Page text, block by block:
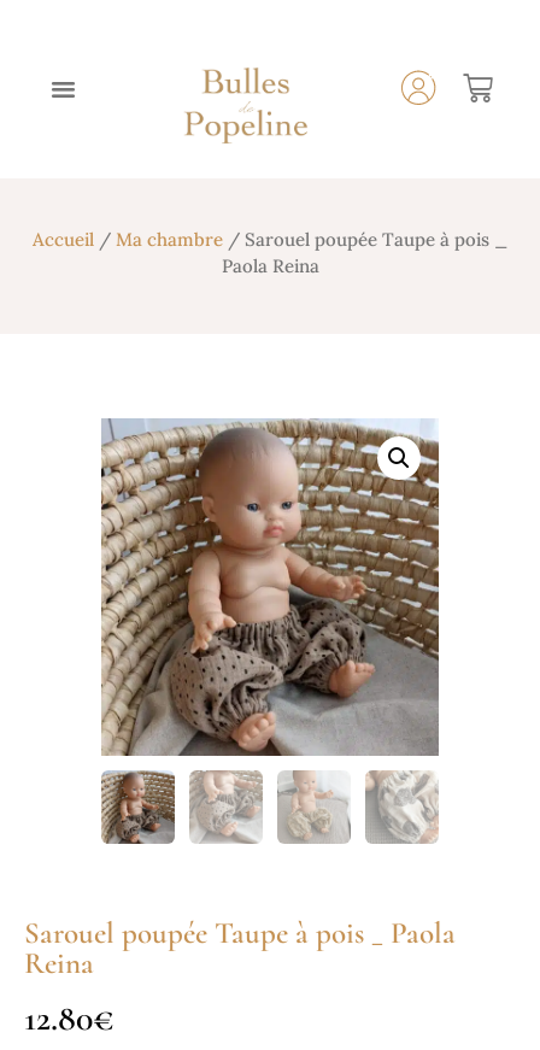
Accueil / Ma chambre / Sarouel poupée Taupe à pois _
Paola Reina
Sarouel poupée Taupe à pois _ Paola
Reina
12.80€